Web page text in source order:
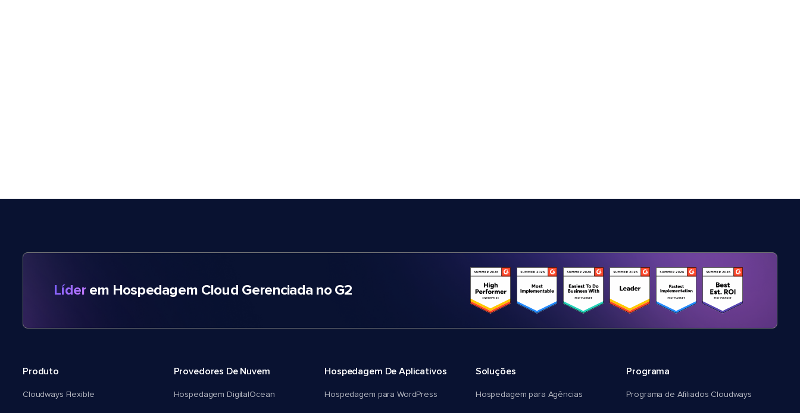
Líder em Hospedagem Cloud Gerenciada no G2
Produto
Cloudways Flexible
Provedores De Nuvem
Hospedagem DigitalOcean
Hospedagem De Aplicativos
Hospedagem para WordPress
Soluções
Hospedagem para Agências
Programa
Programa de Afiliados Cloudways